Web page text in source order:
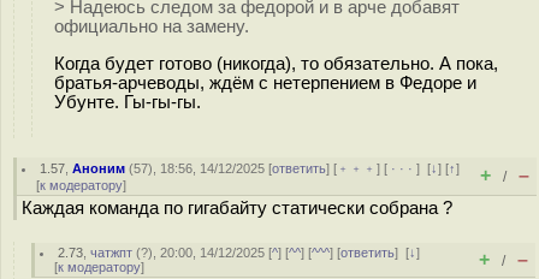
> Надеюсь следом за федорой и в арче добавят
официально на замену.
Когда будет готово (никогда), то обязательно. А пока,
братья-арчеводы, ждём с нетерпением в Федоре и
Убунте. Гы-гы-гы.
1.57 ,Аноним (57), 18:56, 14/12/2025 [ответить] [ ﹢﹢﹢] [ · · ·][↓] [↑]
[к модератору] + / –
Каждая команда по гигабайту статически собрана ?
2.73 ,чатжпт (?), 20:00, 14/12/2025 [^] [^^] [^^^] [ответить][↓]
[к модератору] + / –